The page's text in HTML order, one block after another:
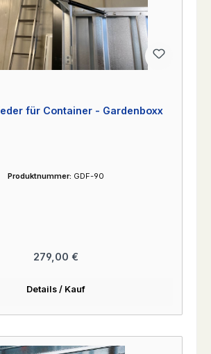
für Container - Gardenboxx
Produktnummer: GDF-90
Regulärer Preis:
279,00 €
Details / Kauf